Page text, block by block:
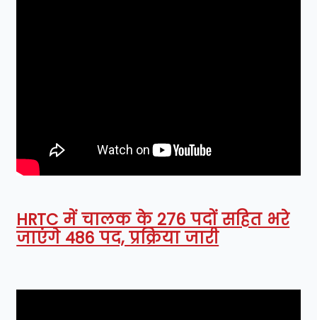
HRTC में चालक के 276 पदों सहित भरे
जाएंगे 486 पद, प्रक्रिया जारी